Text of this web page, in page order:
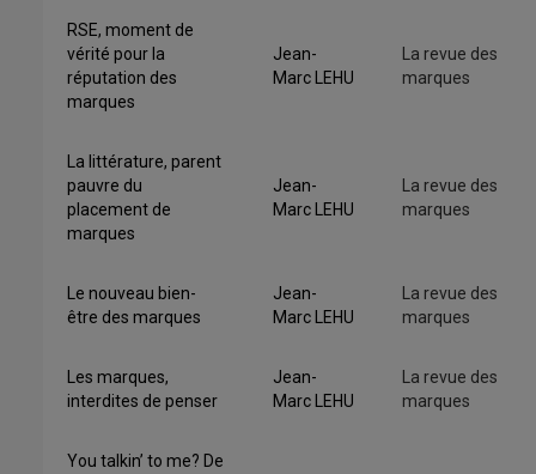
RSE, moment de
vérité pour la
réputation des
marques
Jean-
Marc LEHU
La revue des
marques
La littérature, parent
pauvre du
placement de
marques
Jean-
Marc LEHU
La revue des
marques
Le nouveau bien-
être des marques
Jean-
Marc LEHU
La revue des
marques
Les marques,
interdites de penser
Jean-
Marc LEHU
La revue des
marques
You talkin’ to me? De